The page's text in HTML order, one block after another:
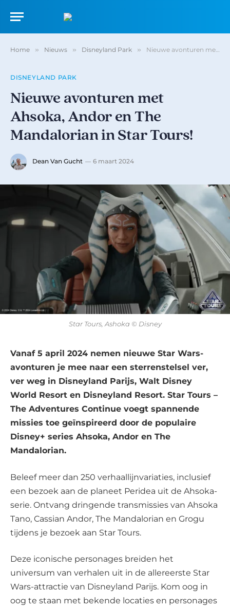
Home » Nieuws » Disneyland Park » Nieuwe avonturen met Ahsoka, Andor en The Mandalorian in Star Tours!
DISNEYLAND PARK
Nieuwe avonturen met
Ahsoka, Andor en The
Mandalorian in Star Tours!
Dean Van Gucht 6 maart 2024
Star Tours, Ashoka © Disney
Vanaf 5 april 2024 nemen nieuwe Star Wars-
avonturen je mee naar een sterrenstelsel ver,
ver weg in Disneyland Parijs, Walt Disney
World Resort en Disneyland Resort. Star Tours –
The Adventures Continue voegt spannende
missies toe geïnspireerd door de populaire
Disney+ series Ahsoka, Andor en The
Mandalorian.
Beleef meer dan 250 verhaallijnvariaties, inclusief
een bezoek aan de planeet Peridea uit de Ahsoka-
serie. Ontvang dringende transmissies van Ahsoka
Tano, Cassian Andor, The Mandalorian en Grogu
tijdens je bezoek aan Star Tours.
Deze iconische personages breiden het
universum van verhalen uit in de allereerste Star
Wars-attractie van Disneyland Parijs. Kom oog in
oog te staan met bekende locaties en personages